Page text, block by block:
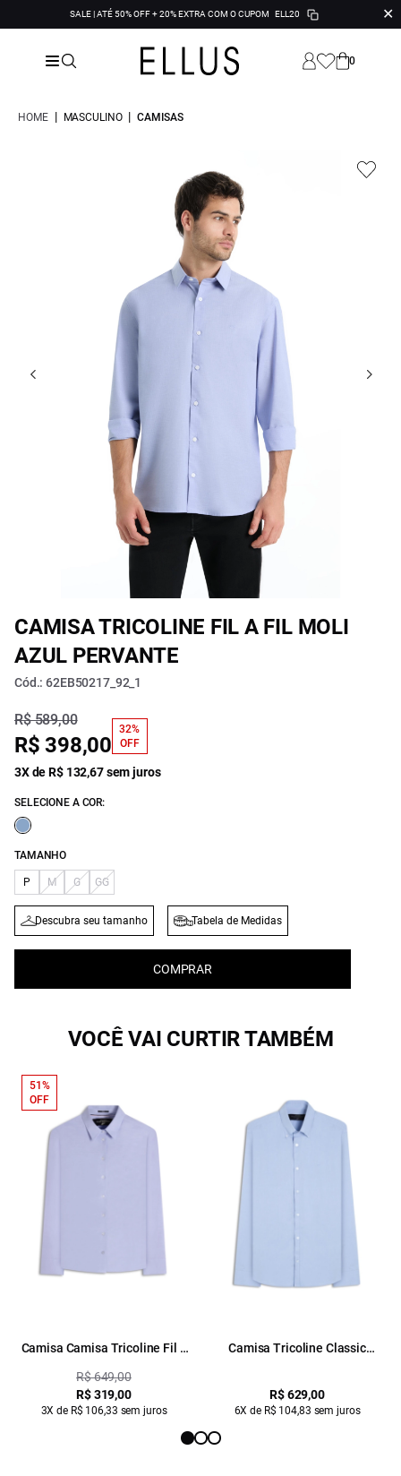
SALE | ATÉ 50% OFF + 20% EXTRA COM O CUPOM ELL20 ✕
0
HOME | MASCULINO | CAMISAS
CAMISA TRICOLINE FIL A FIL MOLI
AZUL PERVANTE
Cód.: 62EB50217_92_1
R$ 589,00
R$ 398,00
32%
OFF
3X de R$ 132,67 sem juros
SELECIONE A COR:
TAMANHO
P M G GG
Descubra seu tamanho Tabela de Medidas
COMPRAR
VOCÊ VAI CURTIR TAMBÉM
Camisa Camisa Tricoline Fil a
R$ 649,00
R$ 319,00
3X de R$ 106,33 sem juros
51%
OFF
Camisa Tricoline Classic
R$ 629,00
6X de R$ 104,83 sem juros